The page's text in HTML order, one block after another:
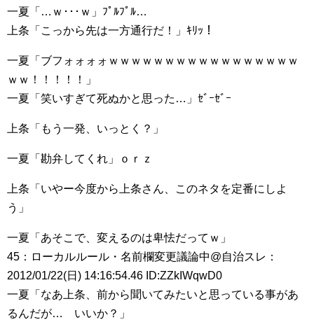
一夏「…ｗ･･･ｗ」ﾌﾟﾙﾌﾟﾙ…
上条「こっから先は一方通行だ！」ｷﾘｯ！
一夏「ブフォォォォｗｗｗｗｗｗｗｗｗｗｗｗｗｗｗｗｗ
ｗｗ！！！！！」
一夏「笑いすぎて死ぬかと思った…」ｾﾞｰｾﾞｰ
上条「もう一発、いっとく？」
一夏「勘弁してくれ」ｏｒｚ
上条「いやー今度から上条さん、このネタを定番にしよ
う」
一夏「あそこで、変えるのは卑怯だってｗ」
45：ローカルルール・名前欄変更議論中@自治スレ：
2012/01/22(日) 14:16:54.46 ID:ZZkIWqwD0
一夏「なあ上条、前から聞いてみたいと思っている事があ
るんだが… いいか？」